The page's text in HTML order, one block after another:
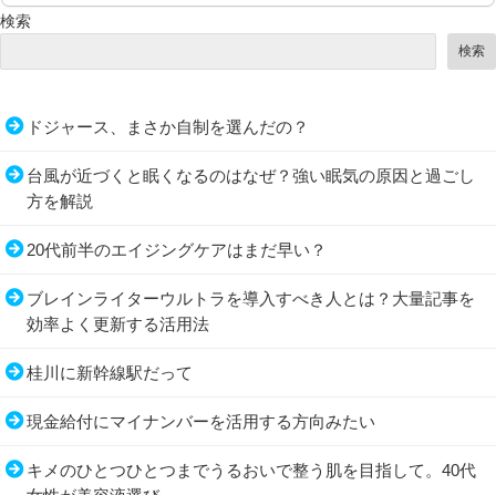
検索
検索
ドジャース、まさか自制を選んだの？
台風が近づくと眠くなるのはなぜ？強い眠気の原因と過ごし
方を解説
20代前半のエイジングケアはまだ早い？
ブレインライターウルトラを導入すべき人とは？大量記事を
効率よく更新する活用法
桂川に新幹線駅だって
現金給付にマイナンバーを活用する方向みたい
キメのひとつひとつまでうるおいで整う肌を目指して。40代